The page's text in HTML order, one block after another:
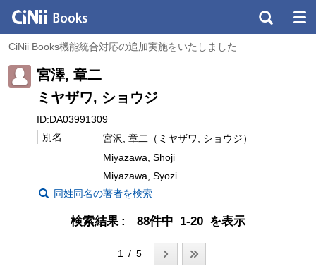
CiNii Books機能統合対応の追加実施をいたしました
宮澤, 章二
ミヤザワ, ショウジ
ID:DA03991309
別名
宮沢, 章二（ミヤザワ, ショウジ）
Miyazawa, Shōji
Miyazawa, Syozi
同姓同名の著者を検索
検索結果 88件中 1-20 を表示
1 / 5